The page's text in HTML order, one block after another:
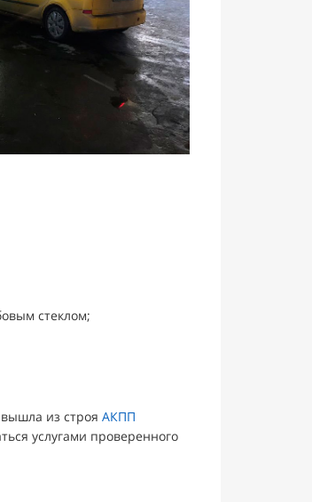
стеклом;
из строя АКПП
услугами проверенного